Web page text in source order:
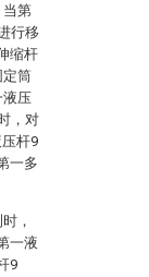
当第
行移
缩杆
定筒
液压
，对
杆9
一多
，
一液
9